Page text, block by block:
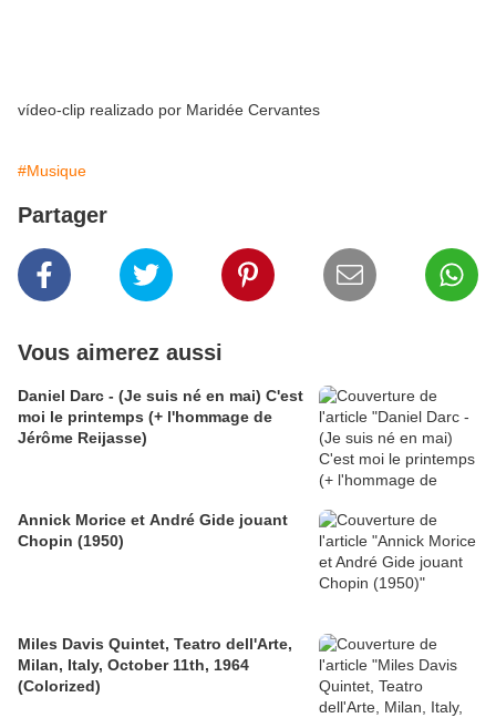
vídeo-clip realizado por Maridée Cervantes
#Musique
Partager
Vous aimerez aussi
Daniel Darc - (Je suis né en mai) C'est
moi le printemps (+ l'hommage de
Jérôme Reijasse)
Annick Morice et André Gide jouant
Chopin (1950)
Miles Davis Quintet, Teatro dell'Arte,
Milan, Italy, October 11th, 1964
(Colorized)